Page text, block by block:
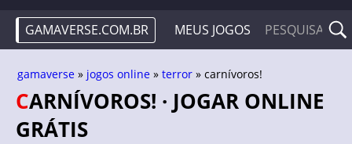
GAMAVERSE.COM.BR MEUS JOGOS
gamaverse » jogos online » terror » carnívoros!
CARNÍVOROS! · JOGAR ONLINE
GRÁTIS